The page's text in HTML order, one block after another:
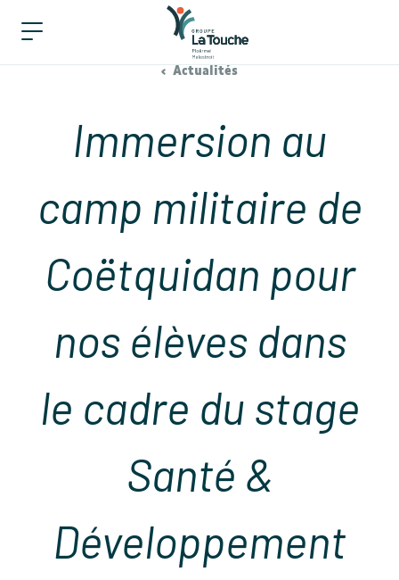
Actualités
Immersion au
camp militaire de
Coëtquidan pour
nos élèves dans
le cadre du stage
Santé &
Développement